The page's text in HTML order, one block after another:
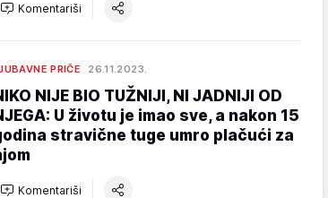
Komentariši
PRIČE 26.11.2023.
NIJE BIO TUŽNIJI, NI JADNIJI OD
U životu je imao sve, a nakon 15
stravične tuge umro plačući za
Komentariši